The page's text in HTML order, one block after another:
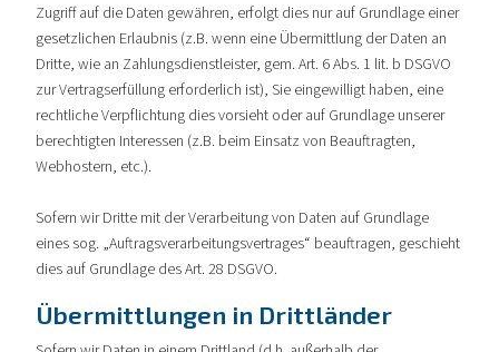
Zugriff auf die Daten gewähren, erfolgt dies nur auf Grundlage einer
gesetzlichen Erlaubnis (z.B. wenn eine Übermittlung der Daten an
Dritte, wie an Zahlungsdienstleister, gem. Art. 6 Abs. 1 lit. b DSGVO
zur Vertragserfüllung erforderlich ist), Sie eingewilligt haben, eine
rechtliche Verpflichtung dies vorsieht oder auf Grundlage unserer
berechtigten Interessen (z.B. beim Einsatz von Beauftragten,
Webhostern, etc.).
Sofern wir Dritte mit der Verarbeitung von Daten auf Grundlage
eines sog. „Auftragsverarbeitungsvertrages“ beauftragen, geschieht
dies auf Grundlage des Art. 28 DSGVO.
Übermittlungen in Drittländer